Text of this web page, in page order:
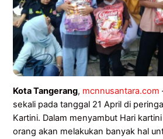
Kota Tangerang, mcnnusantara.com
sekali pada tanggal 21 April di
Kartini. Dalam menyambut Hari
orang akan melakukan banyak hal